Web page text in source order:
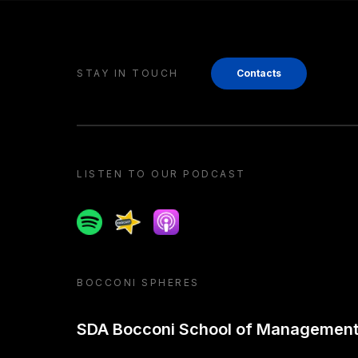
STAY IN TOUCH Contacts
LISTEN TO OUR PODCAST
SpotifySpreakerApple podcast
BOCCONI SPHERES
SDA Bocconi School of Management